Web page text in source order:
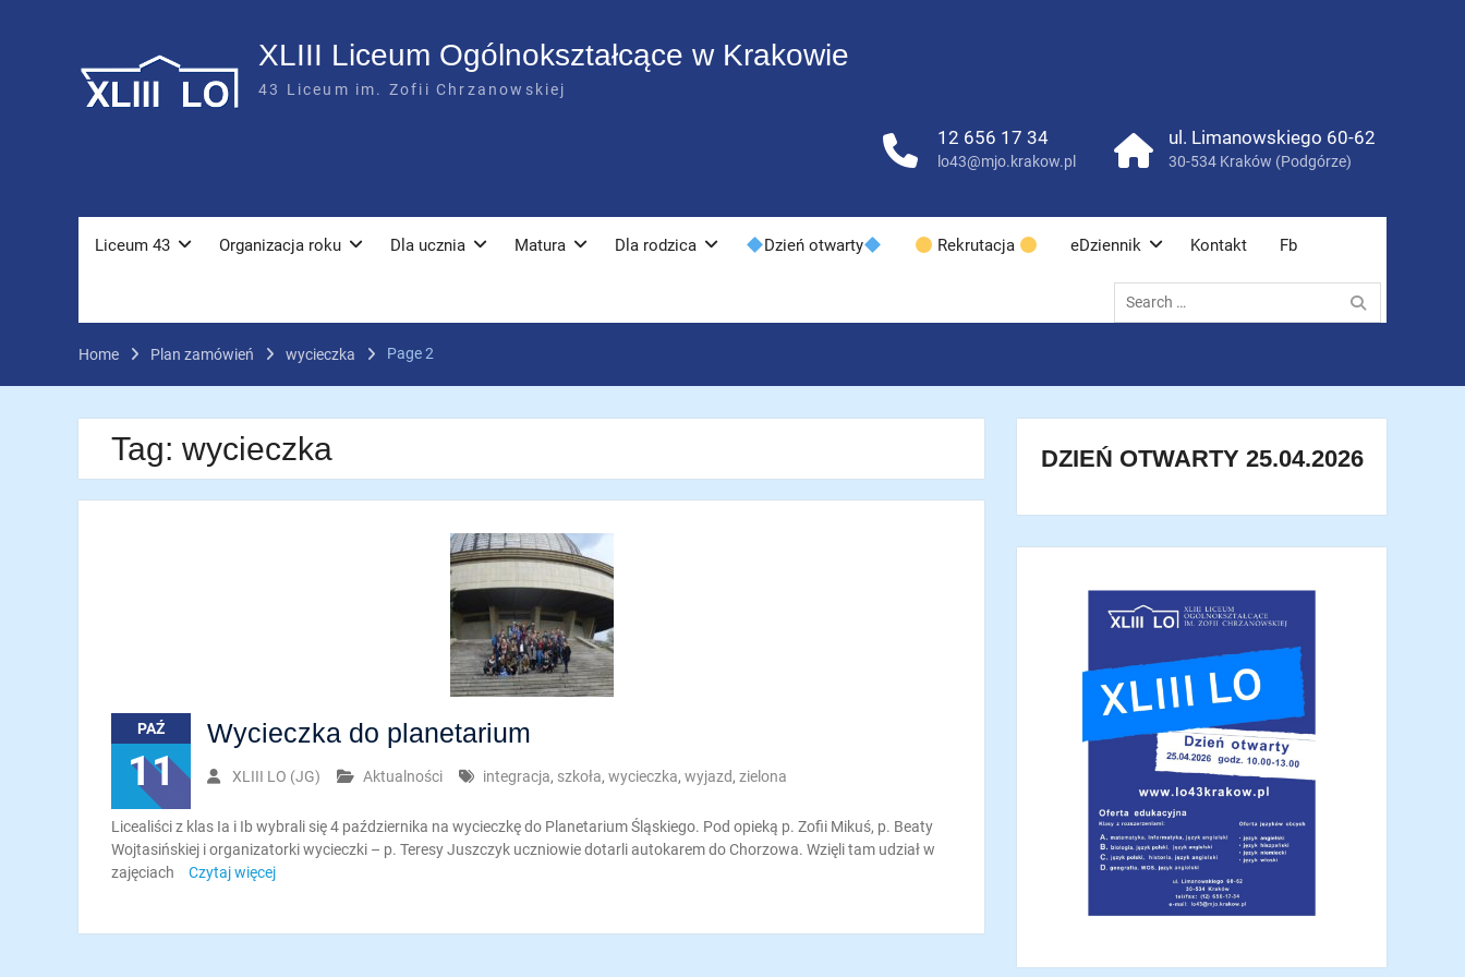
XLIII Liceum Ogólnokształcące w Krakowie
43 Liceum im. Zofii Chrzanowskiej
12 656 17 34
lo43@mjo.krakow.pl
ul. Limanowskiego 60-62
30-534 Kraków (Podgórze)
Liceum 43 Organizacja roku Dla ucznia Matura Dla rodzica Dzień otwarty Rekrutacja eDziennik Kontakt Fb
Search
for:
Home Plan zamówień wycieczka Page 2
Tag: wycieczka
PAŹ
11
Wycieczka do planetarium
XLIII LO (JG) Aktualności integracja, szkoła, wycieczka, wyjazd, zielona
Licealiści z klas Ia i Ib wybrali się 4 października na wycieczkę do Planetarium Śląskiego. Pod opieką p. Zofii Mikuś, p. Beaty
Wojtasińskiej i organizatorki wycieczki – p. Teresy Juszczyk uczniowie dotarli autokarem do Chorzowa. Wzięli tam udział w
zajęciach
Czytaj więcej
DZIEŃ OTWARTY 25.04.2026